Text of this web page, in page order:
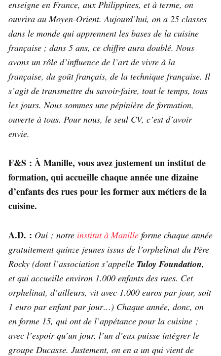
enseigne en France, aux Philippines, et à terme, on
ouvrira au Moyen-Orient. Aujourd’hui, on a 25 classes
dans le monde qui apprennent les bases de la cuisine
française ; dans 5 ans, ce chiffre aura doublé. Nous
avons un rôle d’influence de l’art de vivre à la
française, du goût français, de la technique française. Il
s’agit de transmettre du savoir-faire, tout le temps, tous
les jours. Nous sommes une pépinière de formation,
ouverte à tous. Pour nous, le seul CV, c’est d’avoir
envie.
F&S : À Manille, vous avez justement un institut de
formation, qui accueille chaque année une dizaine
d’enfants des rues pour les former aux métiers de la
cuisine.
A.D. : Oui ; notre institut à Manille forme chaque année
gratuitement quinze jeunes issus de l’orphelinat du Père
Rocky (dont l’association s’appelle Tuloy Foundation,
et qui accueille environ 1.000 enfants des rues. Cet
orphelinat, d’ailleurs, vit avec 1.000 euros par jour, soit
1 euro par enfant par jour…) Chaque année, donc, on
en forme 15, qui ont de l’appétance pour la cuisine ;
avec l’espoir qu’un jour, l’un d’eux puisse intégrer le
groupe Ducasse. Justement, on en a un qui vient de